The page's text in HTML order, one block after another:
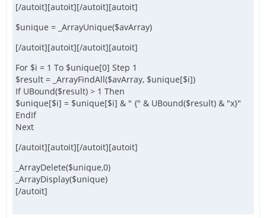
[/autoit][autoit][/autoit][autoit]
$unique = _ArrayUnique($avArray)
[/autoit][autoit][/autoit][autoit]
For $i = 1 To $unique[0] Step 1
$result = _ArrayFindAll($avArray, $unique[$i])
If UBound($result) > 1 Then
$unique[$i] = $unique[$i] & " {" & UBound($result) & "x}"
EndIf
Next
[/autoit][autoit][/autoit][autoit]
_ArrayDelete($unique,0)
_ArrayDisplay($unique)
[/autoit]